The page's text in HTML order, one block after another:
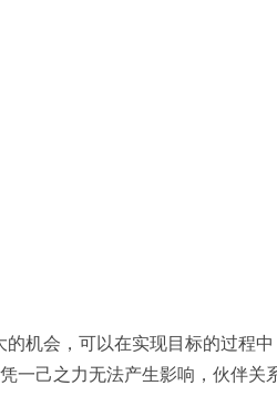
机会，可以在实现目标的过程中
一己之力无法产生影响，伙伴关